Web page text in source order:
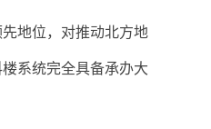
地位，对推动北方地
系统完全具备承办大